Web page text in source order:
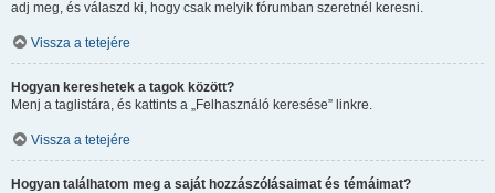
adj meg, és válaszd ki, hogy csak melyik fórumban szeretnél keresni.
Vissza a tetejére
Hogyan kereshetek a tagok között?
Menj a taglistára, és kattints a „Felhasználó keresése” linkre.
Vissza a tetejére
Hogyan találhatom meg a saját hozzászólásaimat és témáimat?